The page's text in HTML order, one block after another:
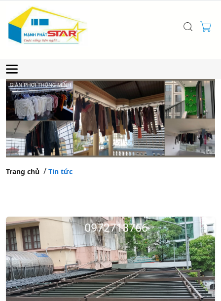
Trang chủ Tin tức